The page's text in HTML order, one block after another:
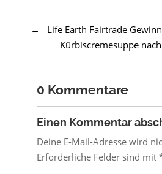
←
Life Earth Fairtrade
Kürbiscremesuppe
0 Kommentare
Einen Kommentar
Deine E-Mail-Adresse wird
Erforderliche Felder sind mit